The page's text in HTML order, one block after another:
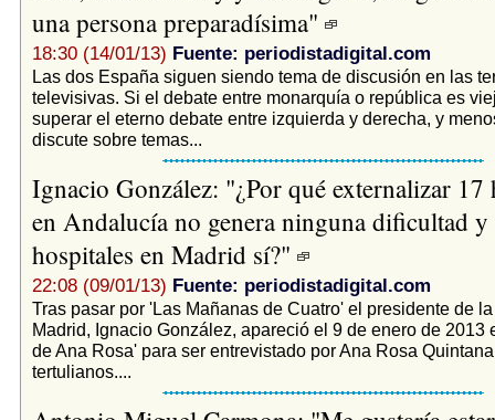
una persona preparadísima"
18:30 (14/01/13) Fuente: periodistadigital.com
Las dos España siguen siendo tema de discusión en las
televisivas. Si el debate entre monarquía o república es
superar el eterno debate entre izquierda y derecha, y
discute sobre temas...
Ignacio González: "¿Por qué externalizar 17
en Andalucía no genera ninguna dificultad y
hospitales en Madrid sí?"
22:08 (09/01/13) Fuente: periodistadigital.com
Tras pasar por 'Las Mañanas de Cuatro' el presidente de
Madrid, Ignacio González, apareció el 9 de enero de 2013
de Ana Rosa' para ser entrevistado por Ana Rosa
tertulianos....